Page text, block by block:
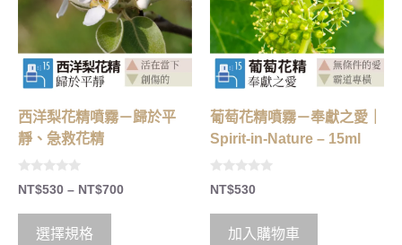
西洋梨花精噴霧－歸於平
靜、急救花精
0
o
t
NT$530 – NT$700
選擇規格
葡萄花精噴霧－奉獻之愛｜
Spirit-in-Nature – 15ml
0
o
t
NT$530
加入購物車